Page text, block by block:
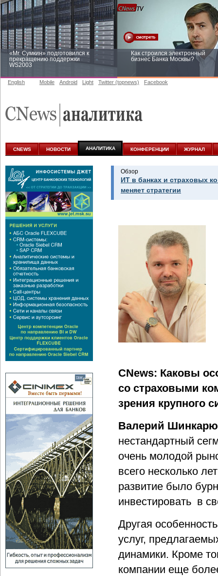
«Mr. Сумкин» подготовился к
прекращению поддержки
WS2003
Как строился электронный
бизнес Банка Москвы?
аналитике
English Mobile Android Light Twitter (topnews) Facebook
CNEWS НОВОСТИ АНАЛИТИКА КОНФЕРЕНЦИИ ЖУРНАЛ
Обзор
ИТ в банках и страховых
меняет стратегии
CNews: Каковы
со страховыми
зрения крупного
Валерий
нестандартный
очень молодой
всего несколько
развитие было
инвестировать в
Другая
услуг,
динамики. Кроме
компании еще